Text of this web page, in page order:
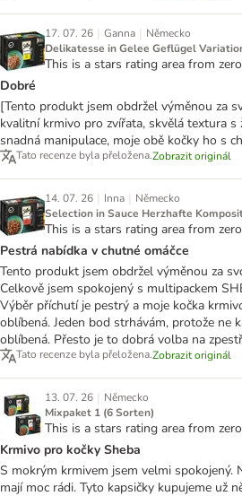
17. 07. 26 | Ganna | Německo
Delikatesse in Gelee Geflügel
This is a stars rating area from
Dobré
[Tento produkt jsem obdržel výměnou za
kvalitní krmivo pro zvířata, skvělá textura s
snadná manipulace, moje obě kočky ho s
Tato recenze byla přeložena.Zobrazit originál
14. 07. 26 | Inna | Německo
Selection in Sauce Herzhafte
This is a stars rating area from
Pestrá nabídka v chutné omáčce
Tento produkt jsem obdržel výměnou za
Celkově jsem spokojený s multipackem
Výběr příchutí je pestrý a moje kočka
oblíbená. Jeden bod strhávám, protože ne
oblíbená. Přesto je to dobrá volba na
Tato recenze byla přeložena.Zobrazit originál
13. 07. 26 | Německo
Mixpaket 1 (6 Sorten)
This is a stars rating area from
Krmivo pro kočky Sheba
S mokrým krmivem jsem velmi spokojený.
mají moc rádi. Tyto kapsičky kupujeme už